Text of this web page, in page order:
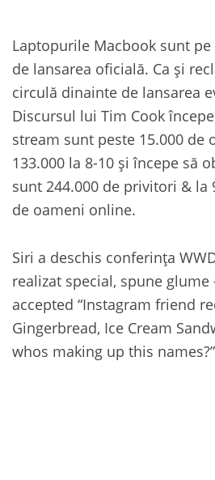
Laptopurile Macbook sunt
de lansarea oficială. Ca și
circulă dinainte de lansarea
Discursul lui Tim Cook
stream sunt peste 15.000 de
133.000 la 8-10 și începe să
sunt 244.000 de privitori & la
de oameni online.
Siri a deschis conferința
realizat special, spune
accepted “Instagram friend
Gingerbread, Ice Cream
whos making up this